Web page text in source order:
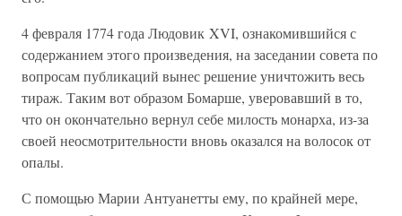
4 февраля 1774 года Людовик XVI, ознакомившийся с
содержанием этого произведения, на заседании совета по
вопросам публикаций вынес решение уничтожить весь
тираж. Таким вот образом Бомарше, уверовавший в то,
что он окончательно вернул себе милость монарха, из-за
своей неосмотрительности вновь оказался на волосок от
опалы.
С помощью Марии Антуанетты ему, по крайней мере,